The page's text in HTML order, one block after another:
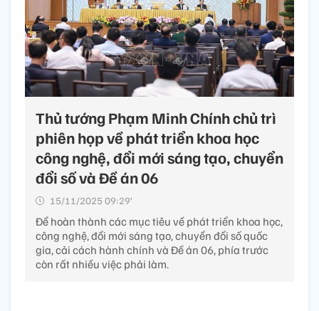
Thủ tướng Phạm Minh Chính chủ trì
phiên họp về phát triển khoa học
công nghệ, đổi mới sáng tạo, chuyển
đổi số và Đề án 06
15/11/2025 09:29’
Để hoàn thành các mục tiêu về phát triển khoa học,
công nghệ, đổi mới sáng tạo, chuyển đổi số quốc
gia, cải cách hành chính và Đề án 06, phía trước
còn rất nhiều việc phải làm.